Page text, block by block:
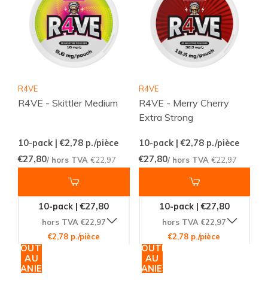
R4VE
R4VE - Skittler Medium
10-pack | €2,78 p./pièce
€27,80/ hors TVA €22,97
10-pack | €27,80
hors TVA €22,97
€2,78 p./pièce
AJOUTER
AU
PANIER
R4VE
R4VE - Merry Cherry
Extra Strong
10-pack | €2,78p./pièce
€27,80/ hors TVA €22,97
10-pack | €27,80
hors TVA €22,97
€2,78 p./pièce
AJOUTER
AU
PANIER